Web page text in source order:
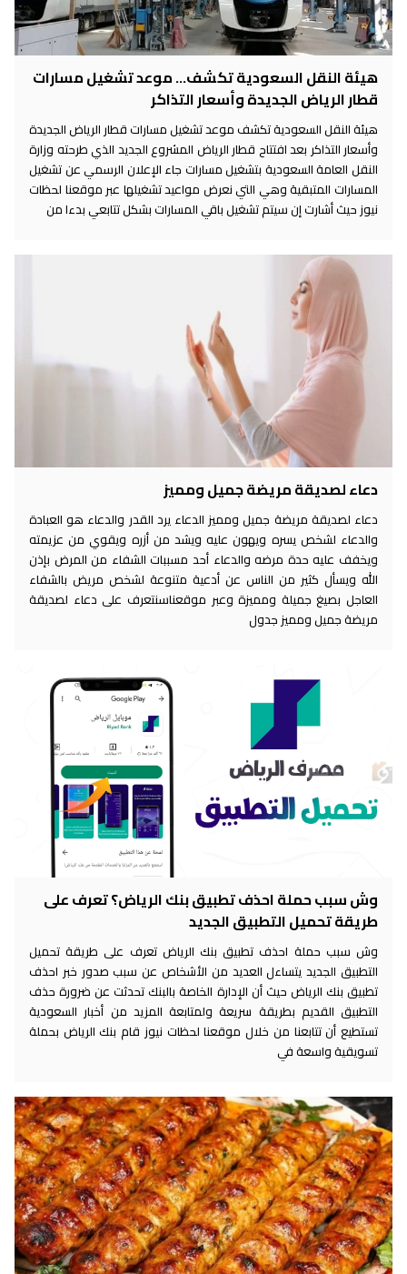
هيئة النقل السعودية تكشف... موعد تشغيل مسارات
قطار الرياض الجديدة وأسعار التذاكر
هيئة النقل السعودية تكشف موعد تشغيل مسارات قطار الرياض الجديدة
وأسعار التذاكر بعد افتتاح قطار الرياض المشروع الجديد الذي طرحته وزارة
النقل العامة السعودية بتشغيل مسارات جاء الإعلان الرسمي عن تشغيل
المسارات المتبقية وهي التي نعرض مواعيد تشغيلها عبر موقعنا لحظات
نيوز حيث أشارت إن سيتم تشغيل باقي المسارات بشكل تتابعي بدءا من
دعاء لصديقة مريضة جميل ومميز
دعاء لصديقة مريضة جميل ومميز الدعاء يرد القدر والدعاء هو العبادة
والدعاء لشخص يسره ويهون عليه ويشد من أزره ويقوي من عزيمته
ويخفف عليه حدة مرضه والدعاء أحد مسببات الشفاء من المرض بإذن
الله ويسأل كثير من الناس عن أدعية متنوعة لشخص مريض بالشفاء
العاجل بصيغ جميلة ومميزة وعبر موقعناسنتعرف على دعاء لصديقة
مريضة جميل ومميز جدول
وش سبب حملة احذف تطبيق بنك الرياض؟ تعرف على
طريقة تحميل التطبيق الجديد
وش سبب حملة احذف تطبيق بنك الرياض تعرف على طريقة تحميل
التطبيق الجديد يتساءل العديد من الأشخاص عن سبب صدور خبر احذف
تطبيق بنك الرياض حيث أن الإدارة الخاصة بالبنك تحدثت عن ضرورة حذف
التطبيق القديم بطريقة سريعة ولمتابعة المزيد من أخبار السعودية
تستطيع أن تتابعنا من خلال موقعنا لحظات نيوز قام بنك الرياض بحملة
تسويقية واسعة في